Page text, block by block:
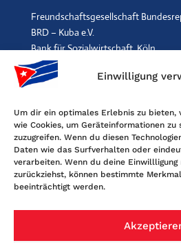
Einwilligung
Um dir ein optimales Erlebnis zu bieten,
wie Cookies, um Geräteinformationen
zuzugreifen. Wenn du diesen
Daten wie das Surfverhalten oder
verarbeiten. Wenn du deine
zurückziehst, können bestimmte
beeinträchtigt werden.
Freundschaftsgesellschaft
BRD – Kuba e.V.
Bank für Sozialwirtschaft, Köln
IBAN: DE96 3702 0500 0001 2369 00,
Kontakt
Freundschaftsgesellschaft BRD-
Maybachstr. 159, 50670 Köln
E-Mail: info@fgbrdkuba.de